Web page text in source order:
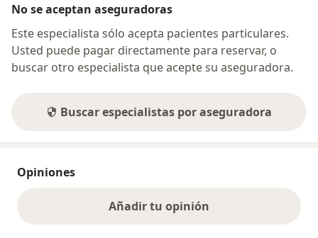
No se aceptan aseguradoras
Este especialista sólo acepta pacientes particulares.
Usted puede pagar directamente para reservar, o
buscar otro especialista que acepte su aseguradora.
Buscar especialistas por aseguradora
Opiniones
Añadir tu opinión